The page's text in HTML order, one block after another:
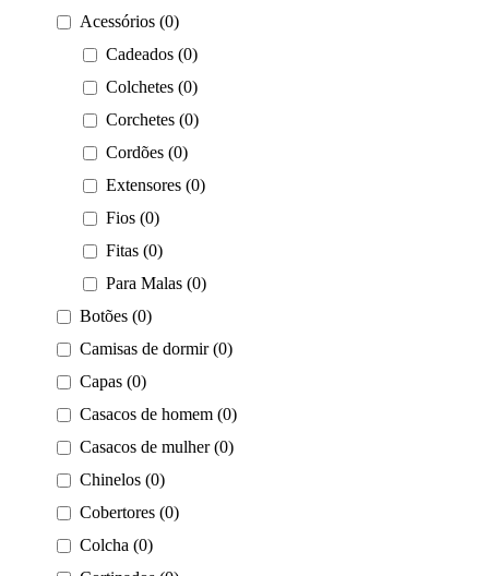
Acessórios (0)
Cadeados (0)
Colchetes (0)
Corchetes (0)
Cordões (0)
Extensores (0)
Fios (0)
Fitas (0)
Para Malas (0)
Botões (0)
Camisas de dormir (0)
Capas (0)
Casacos de homem (0)
Casacos de mulher (0)
Chinelos (0)
Cobertores (0)
Colcha (0)